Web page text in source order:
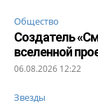
Общество
Создатель
вселенной
06.08.2026 12:22
Звезды